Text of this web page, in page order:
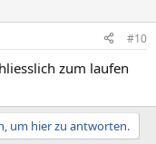
#10
zum laufen
um hier zu antworten.